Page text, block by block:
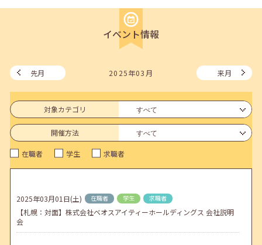
jobcafeからのお知らせ
7月のセミナー情報を公開いたしました。
メールカウンセリング、就職決定報告フォーム復旧いたしました。
2026年05月25日(月) jobcafeからのお知らせ
6月のセミナー情報を公開いたしました。
2026年05月01日(金) jobcafeからのお知らせ
連休前後（ゴールデンウィーク）のメールキャリア・アドバイス対応
についてのお知らせ
2026年04月02日(木) jobcafeからのお知らせ
ゴールデンウィーク期間中のご利用について
イベント情報
先月 2025年03月 来月
対象カテゴリ
開催方法
在職者 学生 求職者
2025年03月01日(土) 在職者 学生 求職者
【札幌：対面】株式会社ベオスアイティーホールディングス 会社説明
会